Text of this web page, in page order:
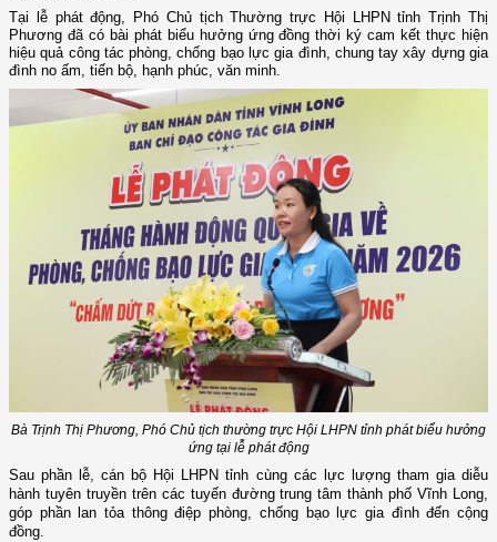
Tại lễ phát động,
Phó Chủ tịch Thường trực Hội LHPN tỉnhTrịnh Thị
Phương đã có bài phát biểu hưởng ứng đồng thời ký cam kết thực hiện
hiệu quả công tác phòng, chống bạo lực gia đình, chung tay xây dựng gia
đình no ấm, tiến bộ, hạnh phúc, văn minh.
Bà Trịnh Thị Phương, Phó Chủ tịch thường trực Hội LHPN tỉnh phát biểu hưởng
ứng tại lễ phát động
Sau phần lễ, cán bộ Hội LHPN tỉnh cùng các lực lượng tham gia diễu
hành tuyên truyền trên các tuyến đường trung tâm thành phố Vĩnh Long,
góp phần lan tỏa thông điệp phòng, chống bạo lực gia đình đến cộng
đồng.